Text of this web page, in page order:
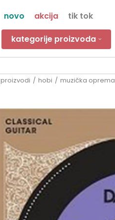
novo akcija tik tok
kategorije proizvoda
proizvodi hobi muzička oprema